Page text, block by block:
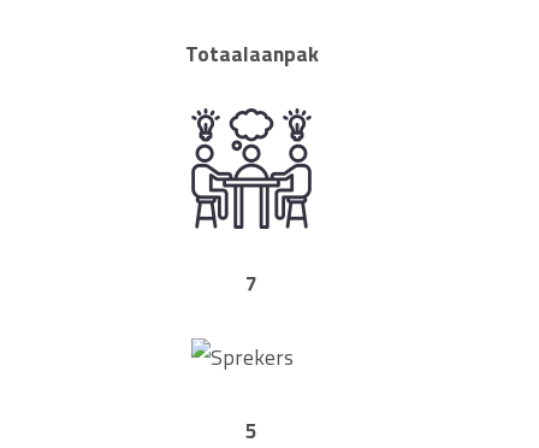
Totaalaanpak
7
5